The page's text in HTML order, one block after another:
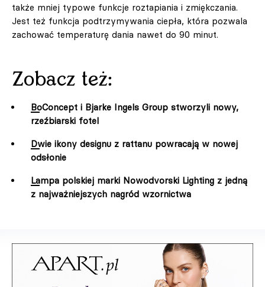
także mniej typowe funkcje roztapiania i zmiękczania.
Jest też funkcja podtrzymywania ciepła, która pozwala
zachować temperaturę dania nawet do 90 minut.
Zobacz też:
BoConcept i Bjarke Ingels Group stworzyli nowy,
rzeźbiarski fotel
Dwie ikony designu z rattanu powracają w nowej
odsłonie
Lampa polskiej marki Nowodvorski Lighting z jedną
z najważniejszych nagród wzornictwa